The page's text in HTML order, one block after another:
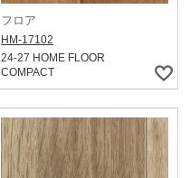
フロア
HM-17102
24-27 HOME FLOOR
COMPACT